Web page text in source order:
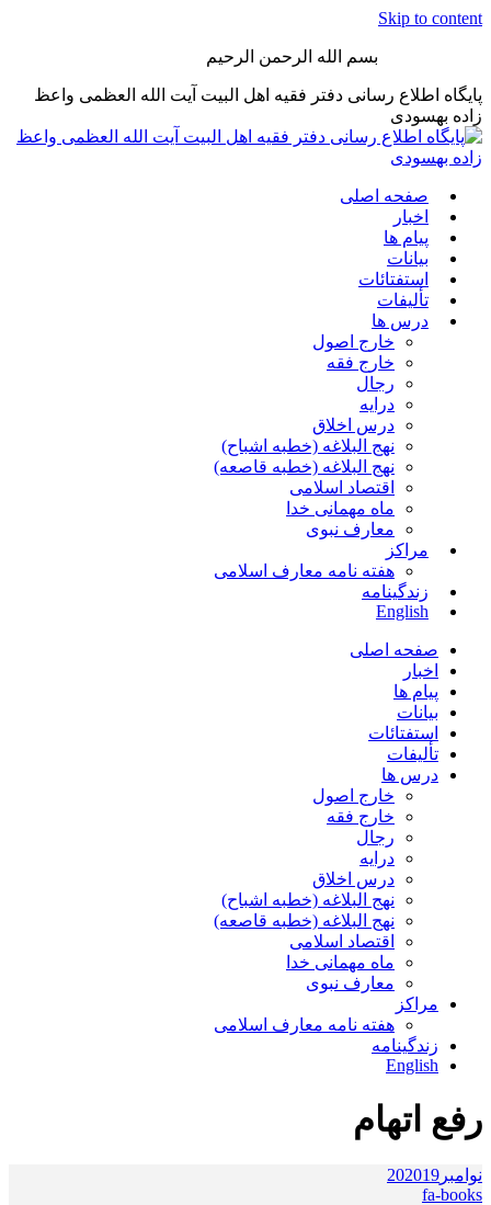
Skip to content
بسم الله الرحمن الرحیم
پایگاه اطلاع رسانی دفتر فقیه اهل البیت آیت الله العظمی واعظ
زاده بهسودی
صفحه اصلی
اخبار
پیام ها
بیانات
استفتائات
تألیفات
درس ها
خارج اصول
خارج فقه
رجال
درایه
درس اخلاق
نهج البلاغه (خطبه اشباح)
نهج البلاغه (خطبه قاصعه)
اقتصاد اسلامی
ماه مهمانی خدا
معارف نبوی
مراکز
هفته نامه معارف اسلامی
زندگینامه
English
صفحه اصلی
اخبار
پیام ها
بیانات
استفتائات
تألیفات
درس ها
خارج اصول
خارج فقه
رجال
درایه
درس اخلاق
نهج البلاغه (خطبه اشباح)
نهج البلاغه (خطبه قاصعه)
اقتصاد اسلامی
ماه مهمانی خدا
معارف نبوی
مراکز
هفته نامه معارف اسلامی
زندگینامه
English
رفع اتهام
نوامبر 202019
fa-books